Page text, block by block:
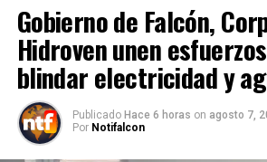
Gobierno de Falcón,
Hidroven unen
blindar electricidad y
Publicado Hace 6 horas on agosto 7,
Por Notifalcon